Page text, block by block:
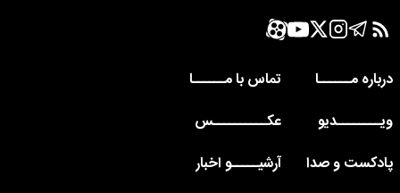
درباره مــــــا
تماس با مــــــا
ویــــــــدیو
عکــــــــــس
پادکست و صدا
آرشیـــــو اخبار